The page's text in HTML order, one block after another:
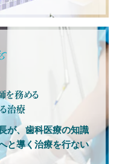
を務める
治療
が、歯科医療の知識
と導く治療を行ない